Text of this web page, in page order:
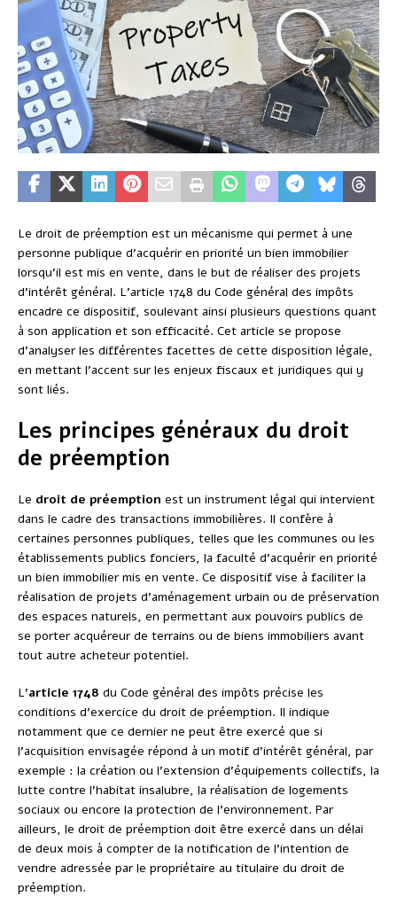
Le droit de préemption est un mécanisme qui permet à une
personne publique d’acquérir en priorité un bien immobilier
lorsqu’il est mis en vente, dans le but de réaliser des projets
d’intérêt général. L’article 1748 du Code général des impôts
encadre ce dispositif, soulevant ainsi plusieurs questions quant
à son application et son efficacité. Cet article se propose
d’analyser les différentes facettes de cette disposition légale,
en mettant l’accent sur les enjeux fiscaux et juridiques qui y
sont liés.
Les principes généraux du droit
de préemption
Le droit de préemption est un instrument légal qui intervient
dans le cadre des transactions immobilières. Il confère à
certaines personnes publiques, telles que les communes ou les
établissements publics fonciers, la faculté d’acquérir en priorité
un bien immobilier mis en vente. Ce dispositif vise à faciliter la
réalisation de projets d’aménagement urbain ou de préservation
des espaces naturels, en permettant aux pouvoirs publics de
se porter acquéreur de terrains ou de biens immobiliers avant
tout autre acheteur potentiel.
L’article 1748 du Code général des impôts précise les
conditions d’exercice du droit de préemption. Il indique
notamment que ce dernier ne peut être exercé que si
l’acquisition envisagée répond à un motif d’intérêt général, par
exemple : la création ou l’extension d’équipements collectifs, la
lutte contre l’habitat insalubre, la réalisation de logements
sociaux ou encore la protection de l’environnement. Par
ailleurs, le droit de préemption doit être exercé dans un délai
de deux mois à compter de la notification de l’intention de
vendre adressée par le propriétaire au titulaire du droit de
préemption.